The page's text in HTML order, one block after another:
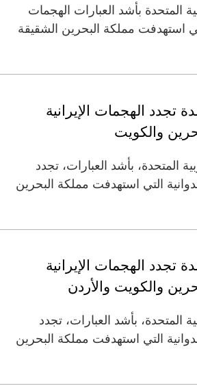
المتحدة بأشد العبارات الهجمات
التي استهدفت مملكة البحرين الشقيقة
تجدد الهجمات الإيرانية
والكويت
المتحدة، بأشد العبارات، تجدد
التي استهدفت مملكة البحرين
تجدد الهجمات الإيرانية
والكويت والأردن
المتحدة، بأشد العبارات، تجدد
التي استهدفت مملكة البحرين